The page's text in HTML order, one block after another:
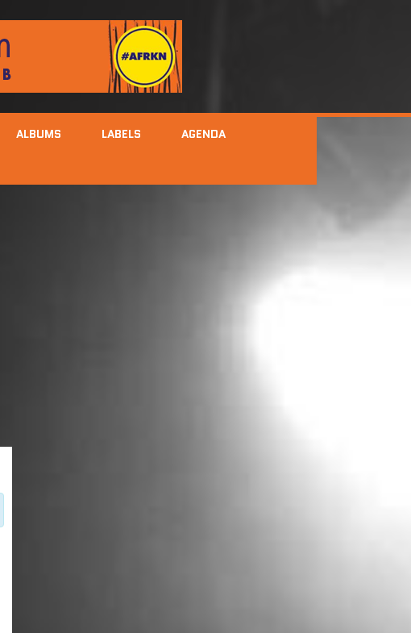
ALBUMS LABELS AGENDA